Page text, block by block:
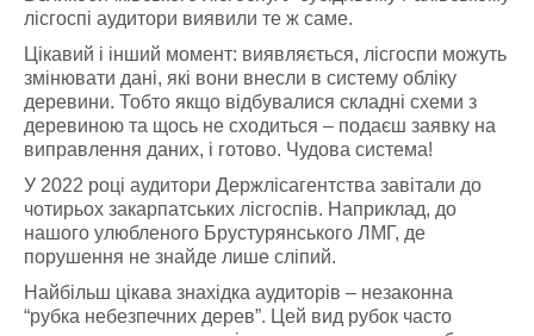
лісгоспі аудитори виявили те ж саме.
Цікавий і інший момент: виявляється, лісгоспи можуть
змінювати дані, які вони внесли в систему обліку
деревини. Тобто якщо відбувалися складні схеми з
деревиною та щось не сходиться – подаєш заявку на
виправлення даних, і готово. Чудова система!
У 2022 році аудитори Держлісагентства завітали до
чотирьох закарпатських лісгоспів. Наприклад, до
нашого улюбленого Брустурянського ЛМГ, де
порушення не знайде лише сліпий.
Найбільш цікава знахідка аудиторів – незаконна
“рубка небезпечних дерев”. Цей вид рубок часто